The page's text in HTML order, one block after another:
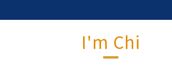
I'm Chi